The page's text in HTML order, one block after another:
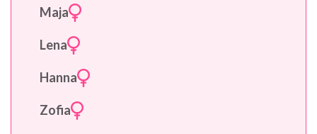
Maja
Lena
Hanna
Zofia